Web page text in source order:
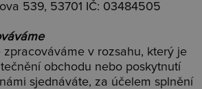
539, 53701 IČ: 03484505
zpracováváme v rozsahu, který je
obchodu nebo poskytnutí
sjednáváte, za účelem splnění